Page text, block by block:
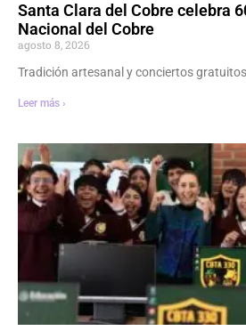
Santa Clara del Cobre celebra
Nacional del Cobre
agosto 8, 2026
Tradición artesanal y conciertos
Leer más ›